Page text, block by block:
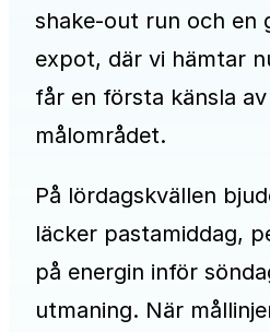
shake-out run och en
expot, där vi hämtar
får en första känsla
målområdet.
På lördagskvällen
läcker pastamiddag,
på energin inför
utmaning. När